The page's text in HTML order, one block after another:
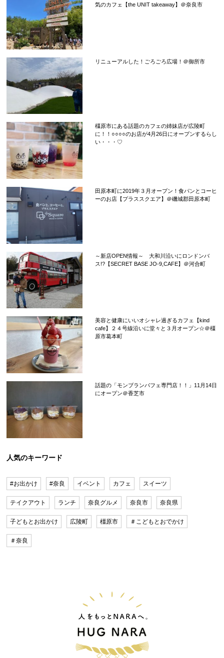
気のカフェ【the UNIT takeaway】＠奈良市
リニューアルした！ごろごろ広場！＠御所市
橿原市にある話題のカフェの姉妹店が広陵町
に！！○○○○のお店が4月26日にオープンするらし
い・・・♡
田原本町に2019年３月オープン！食パンとコーヒ
ーのお店【プラススクエア】＠磯城郡田原本町
～新店OPEN情報～ 大和川沿いにロンドンバ
ス!?【SECRET BASE JO-9,CAFE】＠河合町
美容と健康にいいオシャレ過ぎるカフェ【kind
cafe】２４号線沿いに堂々と３月オープン☆＠橿
原市葛本町
話題の「モンブランパフェ専門店！！」11月14日
にオープン＠香芝市
人気のキーワード
#お出かけ #奈良 イベント カフェ スイーツ
テイクアウト ランチ 奈良グルメ 奈良市 奈良県
子どもとお出かけ 広陵町 橿原市 ＃こどもとおでかけ
＃奈良